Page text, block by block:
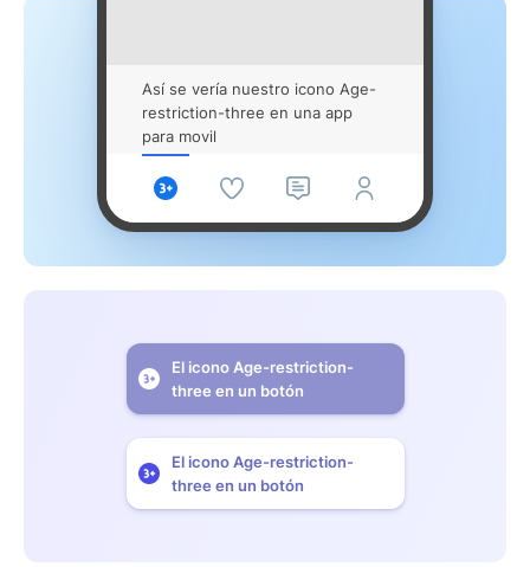
Así se vería nuestro icono Age-
restriction-three en una app
para movil
El icono Age-restriction-
three en un botón
El icono Age-restriction-
three en un botón